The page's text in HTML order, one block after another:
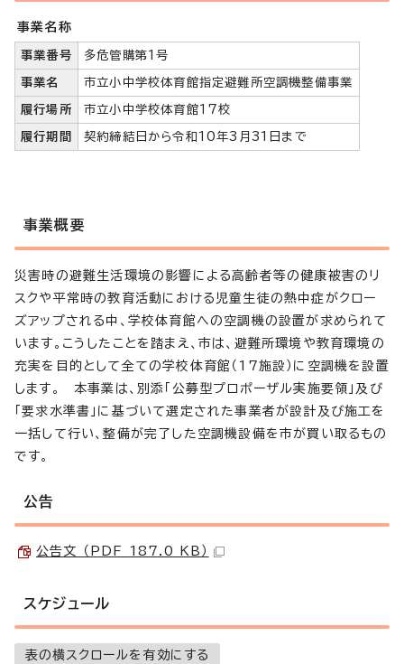
事業名称
事業番号 多危管購第1号
事業名 市立小中学校体育館指定避難所空調機整備事業
履行場所 市立小中学校体育館17校
履行期間 契約締結日から令和10年3月31日まで
事業概要
災害時の避難生活環境の影響による高齢者等の健康被害のリ
スクや平常時の教育活動における児童生徒の熱中症がクロー
ズアップされる中、学校体育館への空調機の設置が求められて
います。こうしたことを踏まえ、市は、避難所環境や教育環境の
充実を目的として全ての学校体育館（17施設）に空調機を設置
します。 本事業は、別添「公募型プロポーザル実施要領」及び
「要求水準書」に基づいて選定された事業者が設計及び施工を
一括して行い、整備が完了した空調機設備を市が買い取るもの
です。
公告
公告文 （PDF 187.0 KB）
スケジュール
表の横スクロールを有効にする